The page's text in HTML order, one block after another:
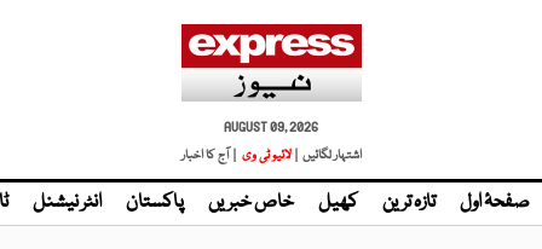
AUGUST 09, 2026
اشتہار لگائیں | لائیو ٹی وی | آج کا اخبار
صفحۂ اول تازہ ترین کھیل خاص خبریں پاکستان انٹر نیشنل